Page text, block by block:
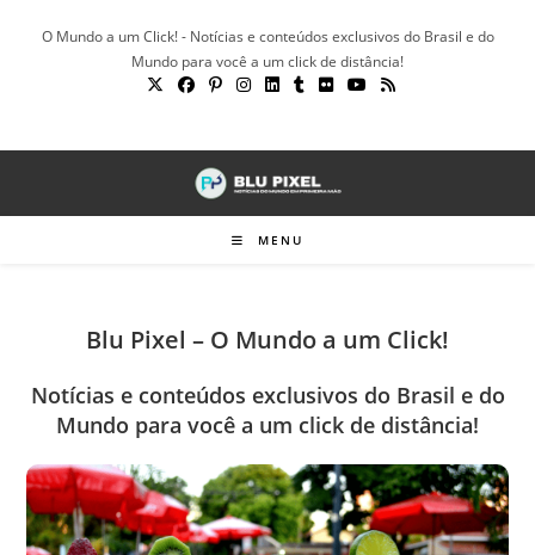
O Mundo a um Click! - Notícias e conteúdos exclusivos do Brasil e do
Mundo para você a um click de distância!
MENU
Blu Pixel – O Mundo a um Click!
Notícias e conteúdos exclusivos do Brasil e do
Mundo para você a um click de distância!